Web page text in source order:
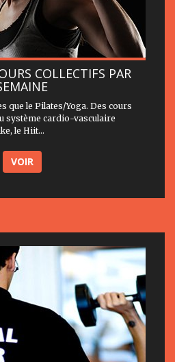
COLLECTIFS PAR
que le Pilates/Yoga. Des cours
système cardio-vasculaire
le Hiit...
VOIR